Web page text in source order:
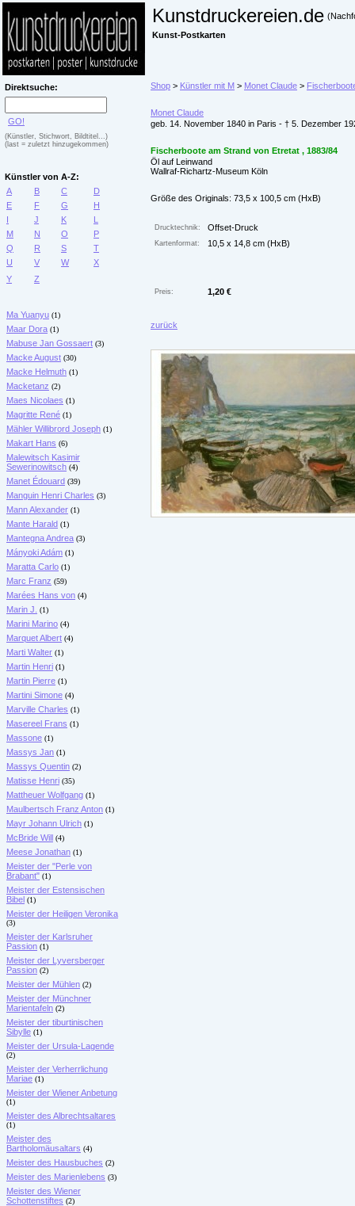
Kunstdruckereien.de
Kunst-Postkarten
Direktsuche:
GO!
(Künstler, Stichwort, Bildtitel...)
(last = zuletzt hinzugekommen)
Künstler von A-Z:
A
B C
D
E
F G
H
I
J K
L
M
N O
P
Q
R S
T
U
V W
X
Y
Z
Ma Yuanyu (1)
Maar Dora (1)
Mabuse Jan Gossaert (3)
Macke August (30)
Macke Helmuth (1)
Macketanz (2)
Maes Nicolaes (1)
Magritte René (1)
Mähler Willibrord Joseph (1)
Makart Hans (6)
Malewitsch Kasimir
Sewerinowitsch (4)
Manet Édouard (39)
Manguin Henri Charles (3)
Mann Alexander (1)
Mante Harald (1)
Mantegna Andrea (3)
Mányoki Adám (1)
Maratta Carlo (1)
Marc Franz (59)
Marées Hans von (4)
Marin J. (1)
Marini Marino (4)
Marquet Albert (4)
Marti Walter (1)
Martin Henri (1)
Martin Pierre (1)
Martini Simone (4)
Marville Charles (1)
Masereel Frans (1)
Massone (1)
Massys Jan (1)
Massys Quentin (2)
Matisse Henri (35)
Mattheuer Wolfgang (1)
Maulbertsch Franz Anton (1)
Mayr Johann Ulrich (1)
McBride Will (4)
Meese Jonathan (1)
Meister der "Perle von
Brabant" (1)
Meister der Estensischen
Bibel (1)
Meister der Heiligen Veronika
(3)
Meister der Karlsruher
Passion (1)
Meister der Lyversberger
Passion (2)
Meister der Mühlen (2)
Meister der Münchner
Marientafeln (2)
Meister der tiburtinischen
Sibylle (1)
Meister der Ursula-Lagende
(2)
Meister der Verherrlichung
Mariae (1)
Meister der Wiener Anbetung
(1)
Meister des Albrechtsaltares
(1)
Meister des
Bartholomäusaltars (4)
Meister des Hausbuches (2)
Meister des Marienlebens (3)
Meister des Wiener
Schottenstiftes (2)
Shop > Künstler mit M > Monet Claude >
Monet Claude
geb. 14. November 1840 in Paris - † 5. Dezember
Fischerboote am Strand von Etretat , 1883/84
Öl auf Leinwand
Wallraf-Richartz-Museum Köln
Größe des Originals: 73,5 x 100,5 cm (HxB)
Drucktechnik: Offset-Druck
Kartenformat: 10,5 x 14,8 cm (HxB)
Preis: 1,20 €
zurück